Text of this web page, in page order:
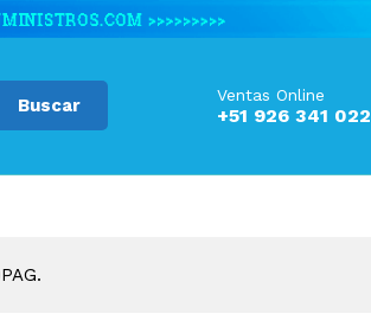
Buscar
Ventas Online
+51 926 341 022